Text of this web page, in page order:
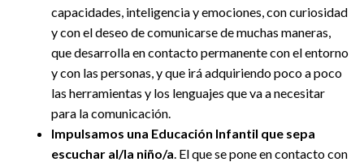
capacidades, inteligencia y emociones, con curiosidad
y con el deseo de comunicarse de muchas maneras,
que desarrolla en contacto permanente con el entorno
y con las personas, y que irá adquiriendo poco a poco
las herramientas y los lenguajes que va a necesitar
para la comunicación.
Impulsamos una Educación Infantil que sepa
escuchar al/la niño/a . El que se pone en contacto con